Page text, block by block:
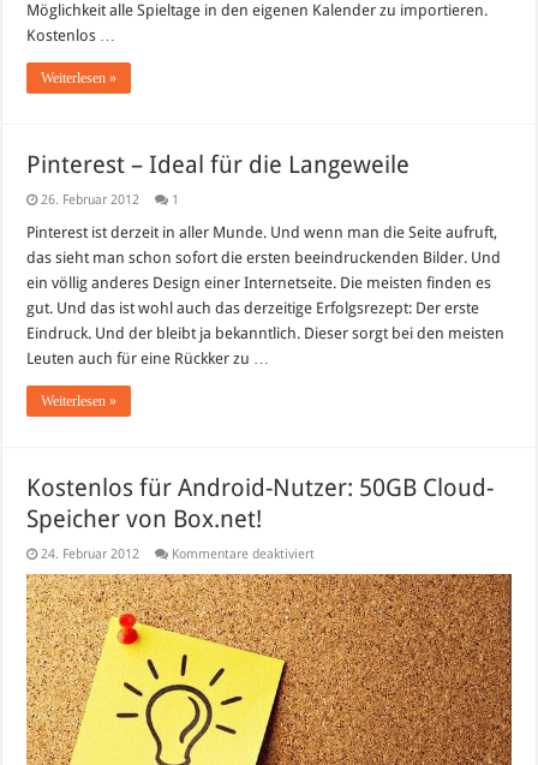
Möglichkeit alle Spieltage in den eigenen Kalender zu importieren.
Kostenlos …
Weiterlesen »
Pinterest – Ideal für die Langeweile
26. Februar 2012 1
Pinterest ist derzeit in aller Munde. Und wenn man die Seite aufruft,
das sieht man schon sofort die ersten beeindruckenden Bilder. Und
ein völlig anderes Design einer Internetseite. Die meisten finden es
gut. Und das ist wohl auch das derzeitige Erfolgsrezept: Der erste
Eindruck. Und der bleibt ja bekanntlich. Dieser sorgt bei den meisten
Leuten auch für eine Rückker zu …
Weiterlesen »
Kostenlos für Android-Nutzer: 50GB Cloud-
Speicher von Box.net!
24. Februar 2012 Kommentare deaktiviertfür
für
Android-
Nutzer:
50GB
Cloud-
Speicher
von
Box.net!